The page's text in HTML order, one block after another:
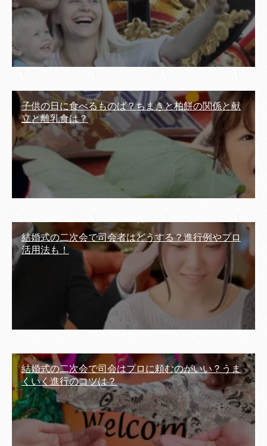
子供の日に食べるものば？ちまきと柏餅の関係と献
立と離乳食は？
結婚式の二次会で司会者はどうする？進行例やプロ
活用法も！
結婚式の二次会で司会はプロに頼むのがいい？うま
くいく進行のコツは？